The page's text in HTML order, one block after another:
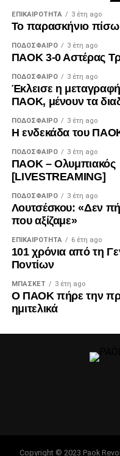
ΕΠΙΚΑΙΡΌΤΗΤΑ 3 έτη ago
Το παρασκήνιο
ΠΟΔΌΣΦΑΙΡΟ 3 έτη ago
ΠΑΟΚ 3-0 Αστέρας
ΠΟΔΌΣΦΑΙΡΟ 3 έτη ago
Έκλεισε η
ΠΑΟΚ, μένουν τα
ΠΟΔΌΣΦΑΙΡΟ 3 έτη ago
Η ενδεκάδα του
ΠΟΔΌΣΦΑΙΡΟ 3 έτη ago
ΠΑΟΚ – Ολυμπιακός
[LIVESTREAMING]
ΠΟΔΌΣΦΑΙΡΟ 3 έτη ago
Λουτσέσκου: «Δεν
που αξίζαμε»
ΕΠΙΚΑΙΡΌΤΗΤΑ 6 έτη ago
101 χρόνια από τη
Ποντίων
ΜΠΆΣΚΕΤ 3 έτη ago
Ο ΠΑΟΚ πήρε την
ημιτελικά
Copyright © 2023 Paok